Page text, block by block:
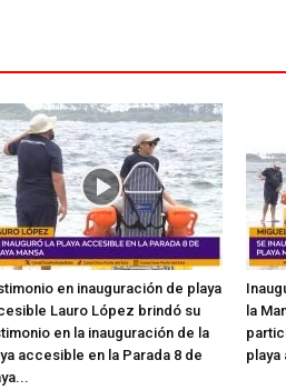
en inauguración de playa
Lauro López brindó su
en la inauguración de la
accesible en la Parada 8 de
la
playa